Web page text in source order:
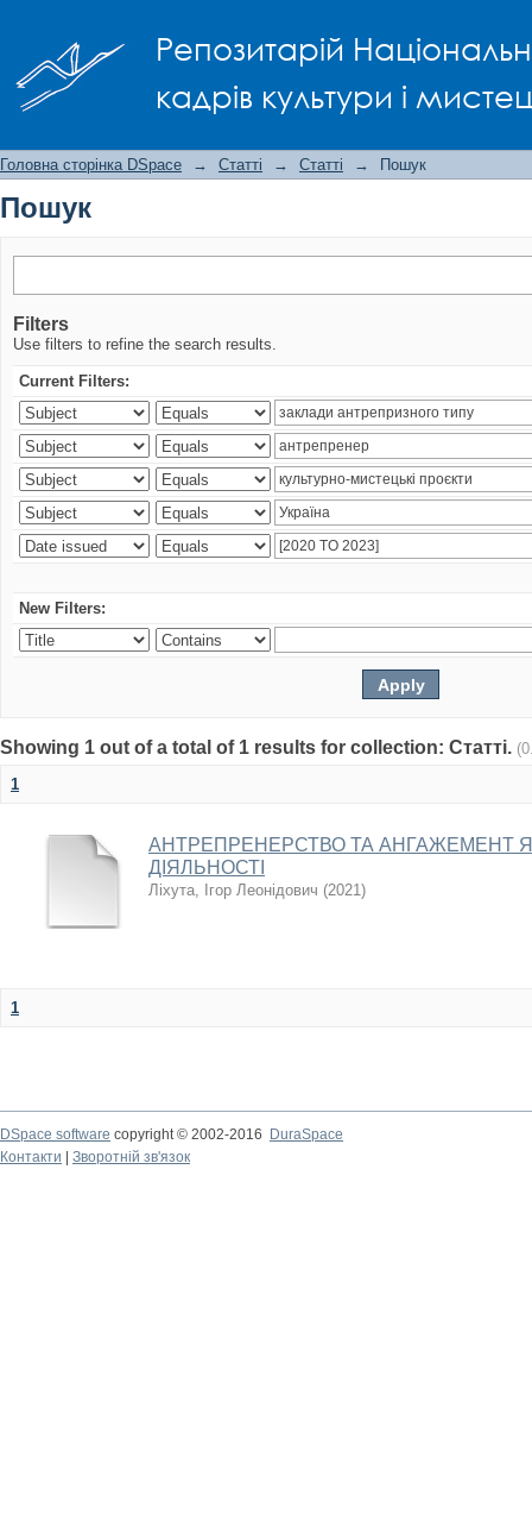
Репозитарій
кадрів культури і
Головна сторінка DSpace → Статті → Статті → Пошук
Пошук
Filters
Use filters to refine the search results.
Current Filters:
New Filters:
Showing 1 out of a total of 1 results for collection: Статті.
1
АНТРЕПРЕНЕРСТВО ТА АНГАЖЕМЕНТ
ДІЯЛЬНОСТІ
Ліхута, Ігор Леонідович (2021)
1
DSpace software copyright © 2002-2016
DuraSpace
Контакти
Зворотній зв'язок